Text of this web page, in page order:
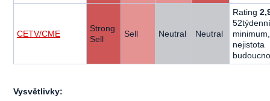
CETV/CME
Strong
Sell
Sell Neutral Neutral
Rating
52týdenní
minimum,
nejistota
Vysvětlivky: